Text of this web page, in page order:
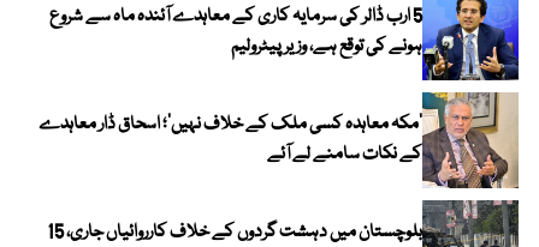
5 ارب ڈالر کی سرمایہ کاری کے معاہدے آئندہ ماہ سے شروع
ہونے کی توقع ہے، وزیر پیٹرولیم
‘مکہ معاہدہ کسی ملک کے خلاف نہیں’؛ اسحاق ڈار معاہدے
کے نکات سامنے لے آئے
بلوچستان میں دہشت گردوں کے خلاف کارروائیاں جاری، 15